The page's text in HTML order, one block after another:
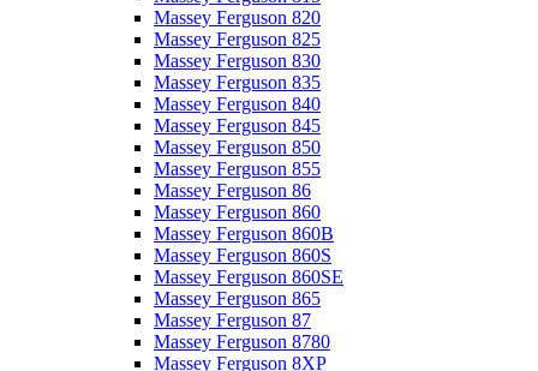
Massey Ferguson 820
Massey Ferguson 825
Massey Ferguson 830
Massey Ferguson 835
Massey Ferguson 840
Massey Ferguson 845
Massey Ferguson 850
Massey Ferguson 855
Massey Ferguson 86
Massey Ferguson 860
Massey Ferguson 860B
Massey Ferguson 860S
Massey Ferguson 860SE
Massey Ferguson 865
Massey Ferguson 87
Massey Ferguson 8780
Massey Ferguson 8XP